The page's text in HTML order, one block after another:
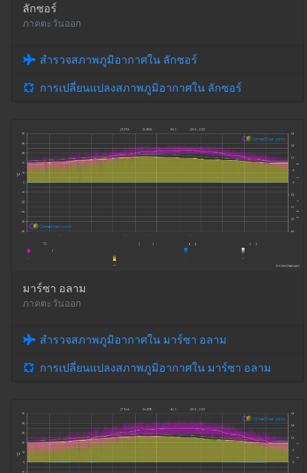
ลักซอร์
ภาคตะวันออก
สำรวจสภาพภูมิอากาศใน ลักซอร์
การเปลี่ยนแปลงสภาพภูมิอากาศใน ลักซอร์
มาร์ซา อลาม
ภาคตะวันออก
สำรวจสภาพภูมิอากาศใน มาร์ซา อลาม
การเปลี่ยนแปลงสภาพภูมิอากาศใน มาร์ซา อลาม